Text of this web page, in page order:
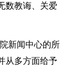
数教诲、关爱
新闻中心的所
从多方面给予